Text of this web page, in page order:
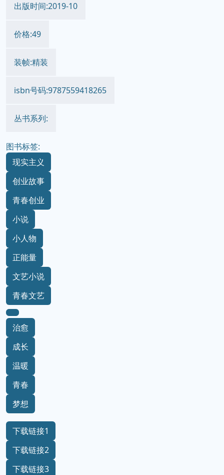
出版时间:2019-10
价格:49
装帧:精装
isbn号码:9787559418265
丛书系列:
图书标签:
现实主义
创业故事
青春创业
小说
小人物
正能量
文艺小说
青春文艺
治愈
成长
温暖
青春
梦想
下载链接1
下载链接2
下载链接3